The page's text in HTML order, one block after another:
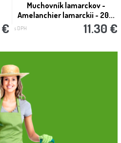
€
Muchovník lamarckov -
Amelanchier lamarckii - 20...
s DPH 11.30 €